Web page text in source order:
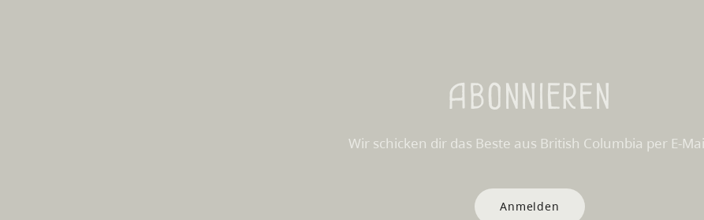
Abonnieren
Wir schicken dir das Beste aus British Columbia per E-
Anmelden